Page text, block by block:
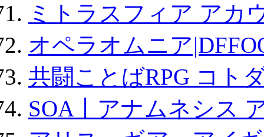
ミトラスフィア アカ
オペラオムニア
共闘ことばRPG コト
SOA丨アナムネシス